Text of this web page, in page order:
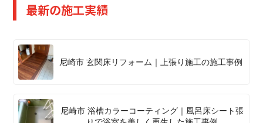
最新の施工実績
尼崎市 玄関床リフォーム｜上張り施工の施工事例
尼崎市 浴槽カラーコーティング｜風呂床シート張